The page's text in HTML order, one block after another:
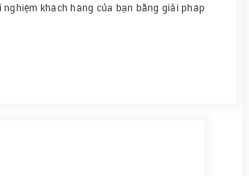
khách hàng của bạn bằng giải pháp